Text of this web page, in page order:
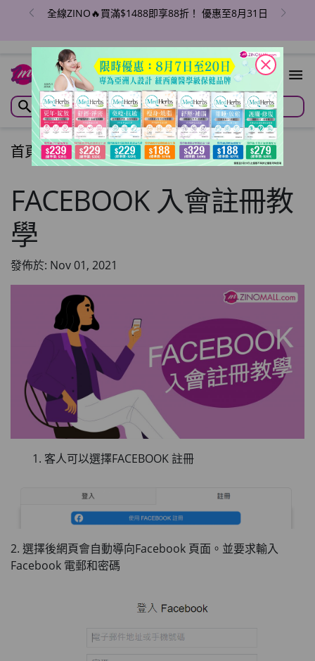
全線ZINO🔥買滿$1488即享88折！ 優惠至8月31日
首頁/文章/Articles
FACEBOOK 入會註冊教
學
發佈於: Nov 01, 2021
客人可以選擇FACEBOOK 註冊
2. 選擇後網頁會自動導向Facebook 頁面。並要求輸入
Facebook 電郵和密碼
close